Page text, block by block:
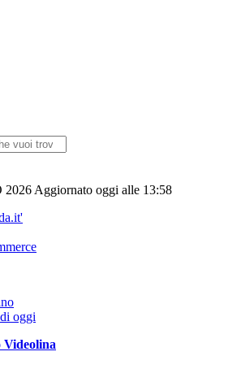
2026 Aggiornato oggi alle 13:58